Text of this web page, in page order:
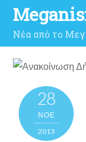
Νέα από το
28
ΝΟΈ
2013